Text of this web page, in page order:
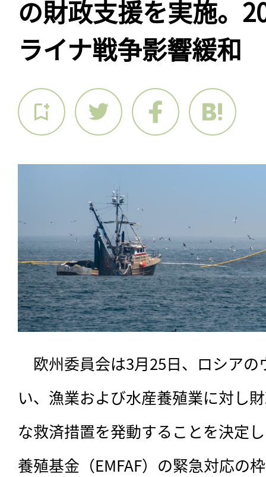
の財政支援を実施。
ライナ戦争影響緩和
欧州委員会は3月25日、ロシアの
い、漁業および水産養殖業に対し
な救済措置を発動することを決定
養殖基金（EMFAF）の緊急対応の